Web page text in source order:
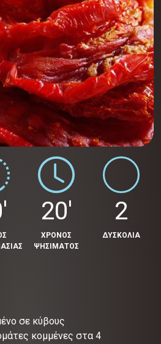
20'
ΧΡΟΝΟΣ
ΨΗΣΙΜΑΤΟΣ
2
ΔΥΣΚΟΛΙΑ
σε κύβους
κομμένες στα 4